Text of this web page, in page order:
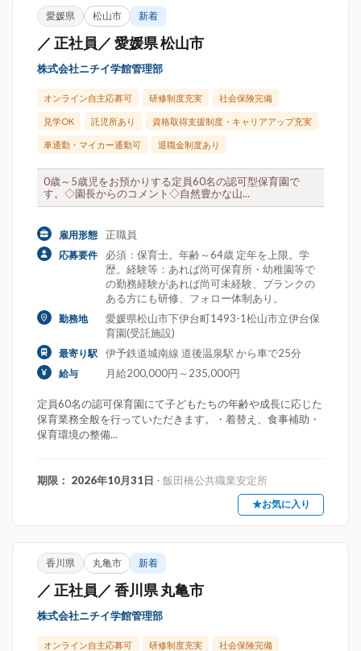
愛媛県 松山市 新着
／ 正社員／ 愛媛県 松山市
株式会社ニチイ学館管理部
オンライン自主応募可 研修制度充実 社会保険完備
見学OK 託児所あり 資格取得支援制度・キャリアアップ充実
車通勤・マイカー通勤可 退職金制度あり
0歳～5歳児をお預かりする定員60名の認可型保育園で
す。◇園長からのコメント◇自然豊かな山...
雇用形態 正職員
応募要件
必須：保育士。年齢～64歳 定年を上限。学
歴。経験等：あれば尚可保育所・幼稚園等で
の勤務経験があれば尚可未経験、ブランクの
ある方にも研修、フォロー体制あり。
勤務地
愛媛県松山市下伊台町1493-1松山市立伊台保
育園(受託施設)
最寄り駅 伊予鉄道城南線 道後温泉駅 から車で25分
給与 月給200,000円～235,000円
定員60名の認可保育園にて子どもたちの年齢や成長に応じた
保育業務全般を行っていただきます。・着替え、食事補助・
保育環境の整備...
期限： 2026年10月31日 - 飯田橋公共職業安定所
★お気に入り
香川県 丸亀市 新着
／ 正社員／ 香川県 丸亀市
株式会社ニチイ学館管理部
オンライン自主応募可 研修制度充実 社会保険完備